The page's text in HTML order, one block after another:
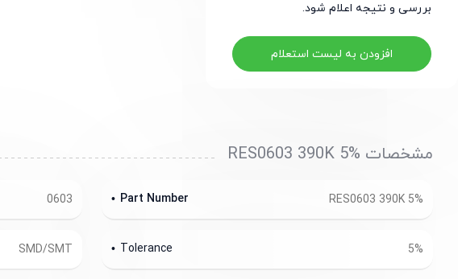
بررسی و نتیجه اعلام شود.
افزودن به لیست استعلام
مشخصات RES0603 390K 5%
RES0603 390K 5%
Part Number
0603
5%
Tolerance
SMD/SMT